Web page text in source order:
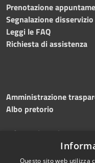
Prenotazione
Segnalazione disservizio
Leggi le FAQ
Richiesta di assistenza
Amministrazione
Albo pretorio
Informativa privacy
Dichiarazione di
Questo sito web utilizza